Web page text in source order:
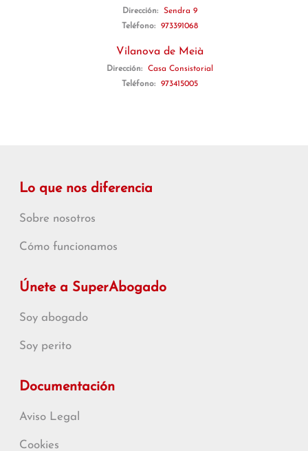
Dirección:
Sendra 9
Teléfono:
973391068
Vilanova de Meià
Dirección:
Casa Consistorial
Teléfono:
973415005
Lo que nos diferencia
Sobre nosotros
Cómo funcionamos
Únete a SuperAbogado
Soy abogado
Soy perito
Documentación
Aviso Legal
Cookies